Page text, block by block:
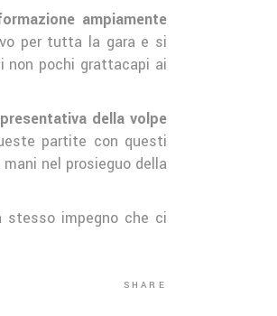
ampiamente
per tutta la gara e si
pochi grattacapi ai
della volpe
partite con questi
nel prosieguo della
stesso impegno che ci
SHARE